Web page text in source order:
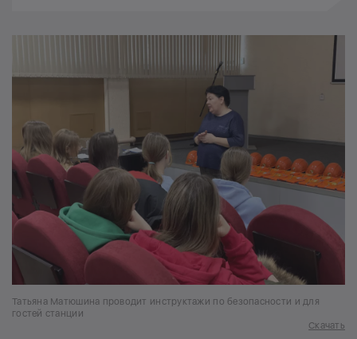
Татьяна Матюшина проводит инструктажи по безопасности и для
гостей станции
Скачать